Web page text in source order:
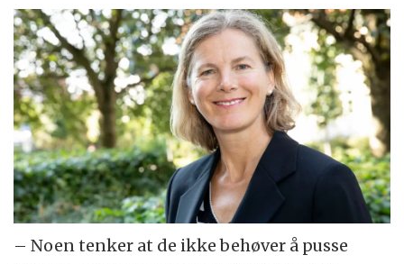
– Noen tenker at de ikke behøver å pusse